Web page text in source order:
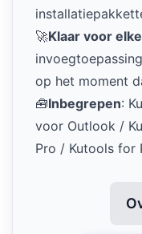
🚀Klaar voor
op het moment
🧰Inbegrepen:
voor Outlook /
Pro / Kutools for